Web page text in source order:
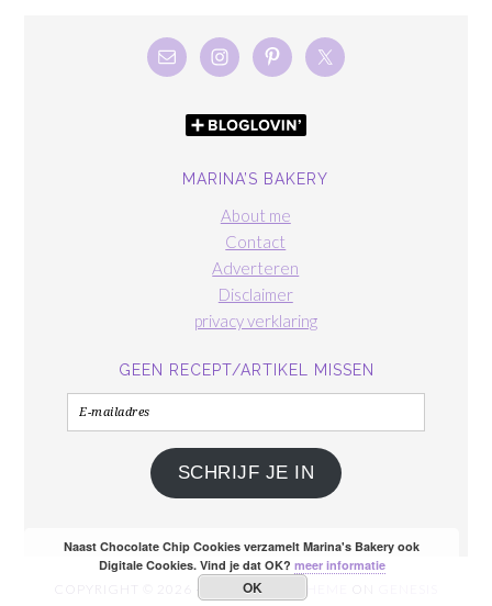
MARINA’S BAKERY
About me
Contact
Adverteren
Disclaimer
privacy verklaring
GEEN RECEPT/ARTIKEL MISSEN
E-
mailadres
SCHRIJF JE IN
COPYRIGHT © 2026 · FOODIE PRO THEME
Naast Chocolate Chip Cookies verzamelt Marina's Bakery ook
Digitale Cookies. Vind je dat OK? meer informatie
OK